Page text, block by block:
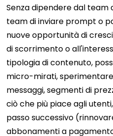
Senza dipendere dal team
team di inviare prompt o
nuove opportunità di
di scorrimento o
tipologia di contenuto,
micro-mirati,
messaggi, segmenti di
ciò che più piace agli
passo successivo
abbonamenti a